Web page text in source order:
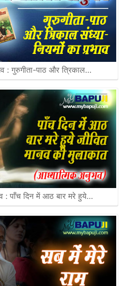
: गुरुगीता-पाठ और त्रिकाल…
: पाँच दिन में आठ बार मरे हुये…